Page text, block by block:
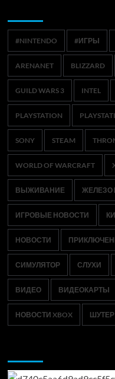
#NINTENDO #ИГРЫ
ARENANET BLIZZARD
GUILD WARS 3 INTEL
PLAYSTATION
SONY STEAM
WORLD OF WARCRAFT
ВЫЖИВАНИЕ ЖЕЛЕЗО
ИГРОВЫЕ НОВОСТИ
НОВОСТИ
СИМУЛЯТОР СЛУХИ
ВИДЕО ВИДЕОКАРТЫ
НОВОСТИ XBOX ШУТЕР